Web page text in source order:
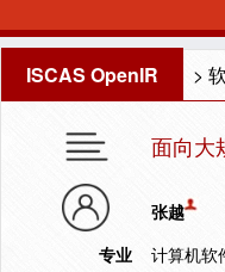
ISCAS OpenIR >
面向大
张越
专业
计算机软